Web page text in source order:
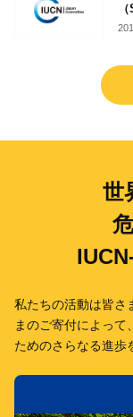
世
私たちの活動は皆さ
まのご寄付によっ
ためのさらなる進歩